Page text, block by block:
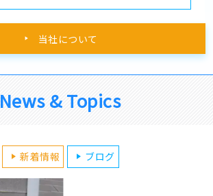
当社について
News & Topics
新着情報 ブログ